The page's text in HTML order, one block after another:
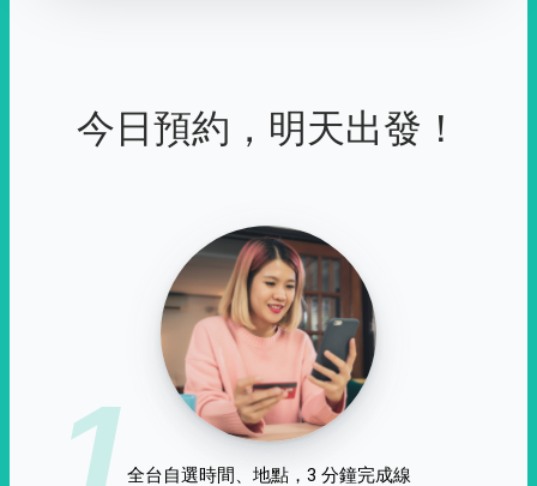
今日預約，明天出發！
全台自選時間、地點，3 分鐘完成線